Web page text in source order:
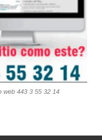
web 443 3 55 32 14